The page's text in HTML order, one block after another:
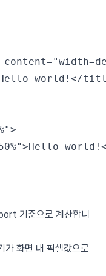
content=
world!</
>
>Hello
기준으로 계산합니
가 화면 내 픽셀값으로